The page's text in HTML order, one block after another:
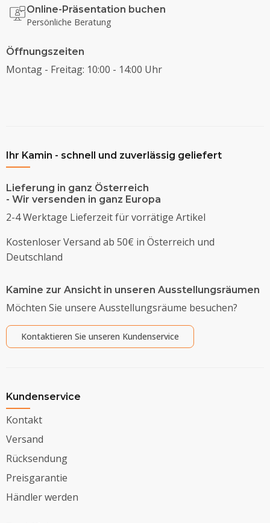
Online-Präsentation buchen
Persönliche Beratung
Öffnungszeiten
Montag - Freitag: 10:00 - 14:00 Uhr
Ihr Kamin - schnell und zuverlässig geliefert
Lieferung in ganz Österreich
- Wir versenden in ganz Europa
2-4 Werktage Lieferzeit für vorrätige Artikel
Kostenloser Versand ab 50€ in Österreich und
Deutschland
Kamine zur Ansicht in unseren Ausstellungsräumen
Möchten Sie unsere Ausstellungsräume besuchen?
Kontaktieren Sie unseren Kundenservice
Kundenservice
Kontakt
Versand
Rücksendung
Preisgarantie
Händler werden